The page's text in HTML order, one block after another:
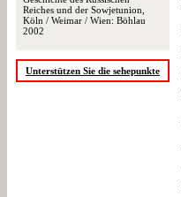
Reiches und der Sowjetunion,
Köln / Weimar / Wien: Böhlau
2002
Unterstützen Sie die sehepunkte